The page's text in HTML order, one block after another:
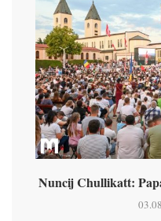
Nuncij Chullikatt: